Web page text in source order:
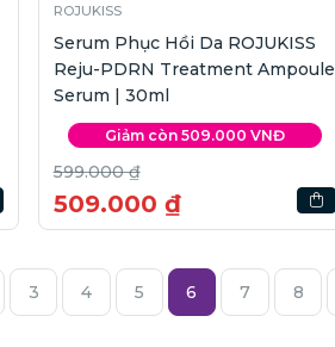
ROJUKISS
Serum Phục Hồi Da ROJUKISS
Reju-PDRN Treatment Ampoule
Serum | 30ml
Giảm còn 509.000 VNĐ
599.000 ₫
509.000 ₫
3 4 5 6 7 8